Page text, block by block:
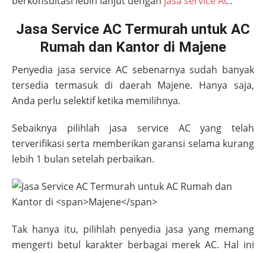
Jasa Service AC Termurah untuk AC
Rumah dan Kantor di Majene
Penyedia jasa service AC sebenarnya sudah banyak
tersedia termasuk di daerah Majene. Hanya saja,
Anda perlu selektif ketika memilihnya.
Sebaiknya pilihlah jasa service AC yang telah
terverifikasi serta memberikan garansi selama kurang
lebih 1 bulan setelah perbaikan.
Tak hanya itu, pilihlah penyedia jasa yang memang
mengerti betul karakter berbagai merek AC. Hal ini